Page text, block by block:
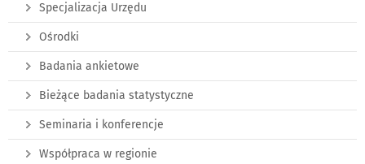
Specjalizacja Urzędu
Ośrodki
Badania ankietowe
Bieżące badania statystyczne
Seminaria i konferencje
Współpraca w regionie